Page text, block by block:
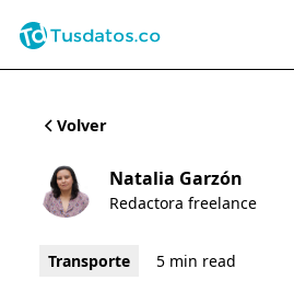
Volver
Natalia Garzón
Redactora freelance
Transporte 5 min read